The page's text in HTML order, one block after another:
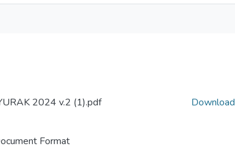
2024 v.2 (1).pdf
Format
Download